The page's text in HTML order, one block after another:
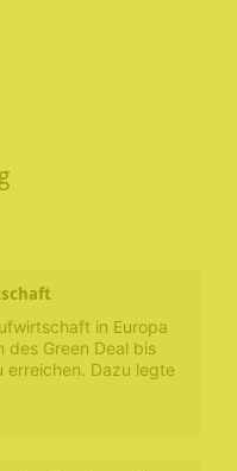
in Europa
des Green Deal bis
erreichen. Dazu legte